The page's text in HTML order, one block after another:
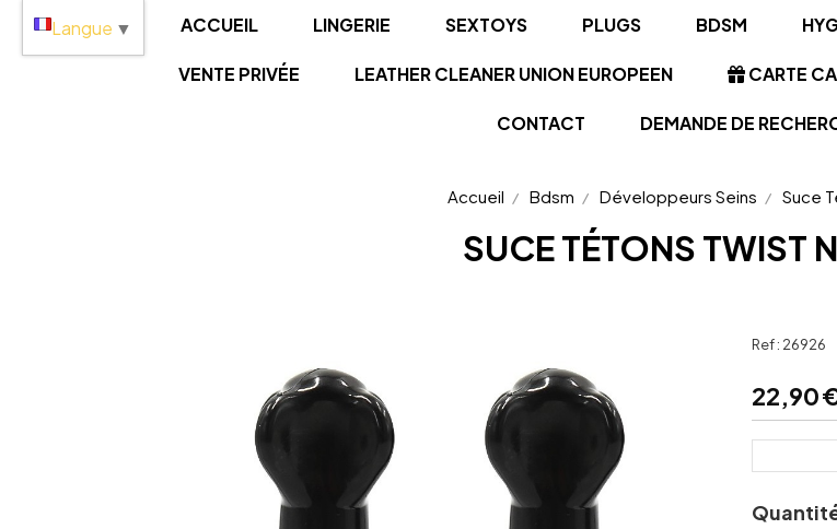
ACCUEIL LINGERIE SEXTOYS PLUGS BDSM
VENTE PRIVÉE LEATHER CLEANER UNION EUROPEEN CARTE
CONTACT DEMANDE DE
Accueil Bdsm Développeurs Seins Suce
SUCE TÉTONS TWIST
Ref : 26926
22,90
Langue ▼